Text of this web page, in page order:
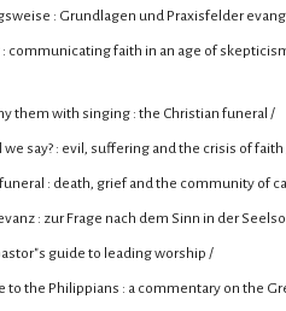
: Grundlagen und Praxisfelder
: communicating faith in an age of
them with singing : the Christian funeral /
we say? : evil, suffering and the crisis of faith
: death, grief and the community of
: zur Frage nach dem Sinn in der
guide to leading worship /
to the Philippians : a commentary on the